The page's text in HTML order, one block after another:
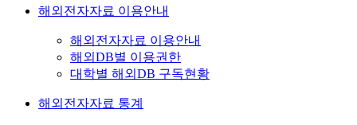
해외전자자료 이용안내
해외전자자료 이용안내
해외DB별 이용권한
대학별 해외DB 구독현황
해외전자자료 통계